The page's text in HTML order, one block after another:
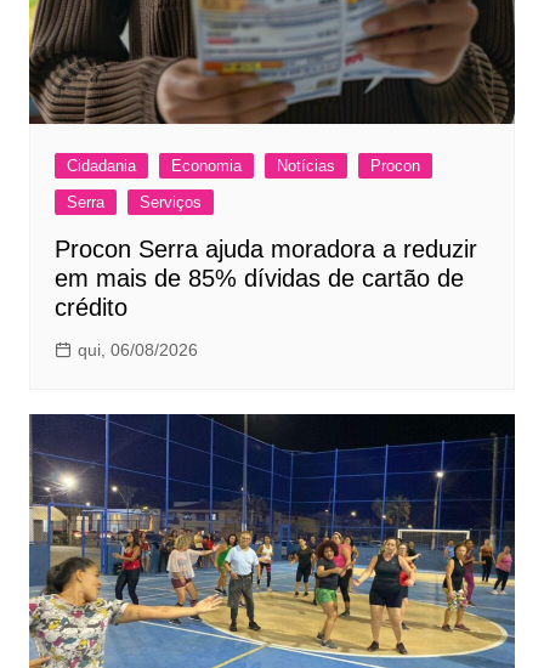
Cidadania Economia Notícias
Procon
Serra
Serviços
Procon Serra ajuda moradora a reduzir
em mais de 85% dívidas de cartão de
crédito
qui, 06/08/2026